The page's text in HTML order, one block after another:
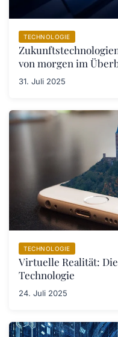
TECHNOLOGIE
von morgen im
31. Juli 2025
TECHNOLOGIE
Virtuelle Realität:
Technologie
24. Juli 2025